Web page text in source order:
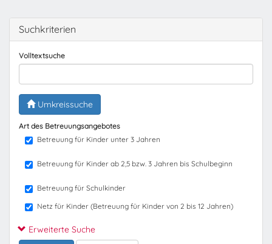
Suchkriterien
Volltextsuche
Umkreissuche
Art des Betreuungsangebotes
Betreuung für Kinder unter 3 Jahren
Betreuung für Kinder ab 2,5 bzw. 3 Jahren bis Schulbeginn
Betreuung für Schulkinder
Netz für Kinder (Betreuung für Kinder von 2 bis 12 Jahren)
Erweiterte Suche